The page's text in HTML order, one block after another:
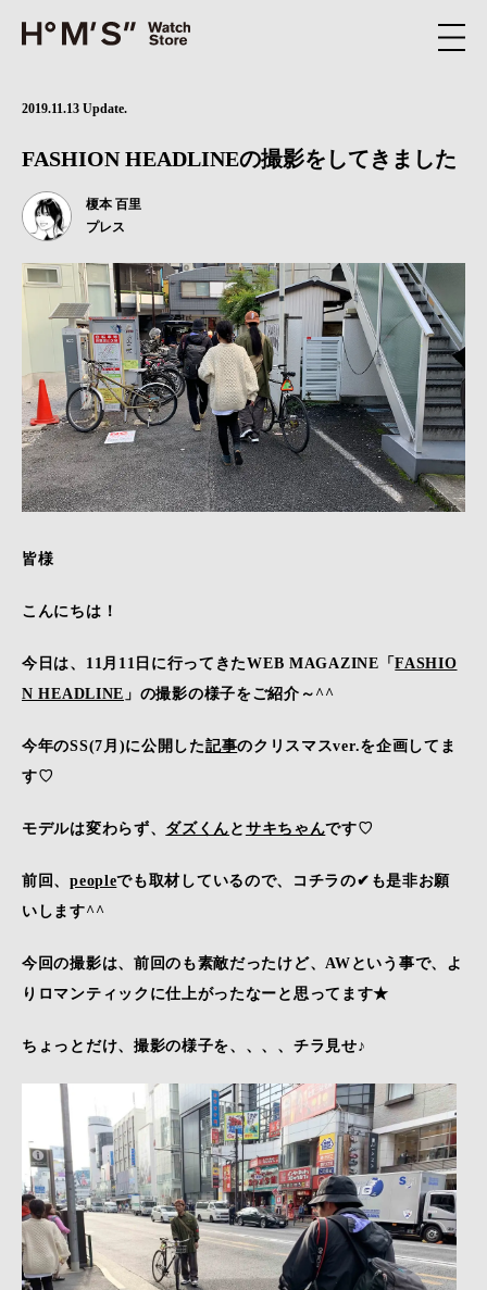
2019.11.13 Update.
FASHION HEADLINEの撮影をしてきました
榎本 百里
プレス
皆様
こんにちは！
今日は、11月11日に行ってきたWEB MAGAZINE「FASHIO
N HEADLINE 」の撮影の様子をご紹介～^^
今年のSS(7月)に公開した記事のクリスマスver.を企画してま
す♡
モデルは変わらず、 ダズくん と サキちゃんです♡
前回、peopleでも取材しているので、コチラの✔も是非お願
いします^^
今回の撮影は、前回のも素敵だったけど、AWという事で、よ
りロマンティックに仕上がったなーと思ってます★
ちょっとだけ、撮影の様子を、、、、チラ見せ♪